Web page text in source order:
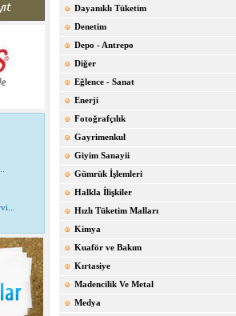
Dayanıklı Tüketim
Denetim
Depo - Antrepo
Diğer
Eğlence - Sanat
Enerji
Fotoğrafçılık
Gayrimenkul
Giyim Sanayii
Gümrük İşlemleri
Halkla İlişkiler
Hızlı Tüketim Malları
Kimya
Kuaför ve Bakım
Kırtasiye
Madencilik Ve Metal
Medya